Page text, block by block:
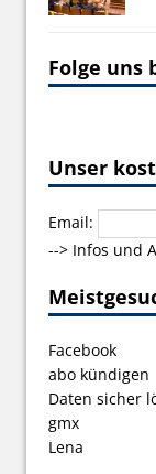
Folge uns
Unser
Email:
--> Infos und
Facebook
abo kündigen
Daten sicher
gmx
Lena